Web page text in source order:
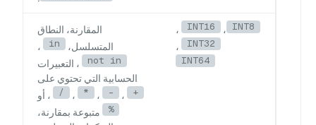
INT8 ، INT16 ،
INT32 ،
INT64
المقارنة، النطاق
المتسلسل،
in ،
not in
، التعبيرات
الحسابية التي تحتوي على
+ ، - ، * ، / ، أو
%
متبوعة بمقارنة،